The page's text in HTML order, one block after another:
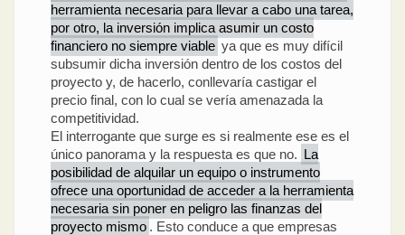
herramienta necesaria para llevar a cabo una tarea,
por otro, la inversión implica asumir un costo
financiero no siempre viable ya que es muy difícil
subsumir dicha inversión dentro de los costos del
proyecto y, de hacerlo, conllevaría castigar el
precio final, con lo cual se vería amenazada la
competitividad.
El interrogante que surge es si realmente ese es el
único panorama y la respuesta es que no. La
posibilidad de alquilar un equipo o instrumento
ofrece una oportunidad de acceder a la herramienta
necesaria sin poner en peligro las finanzas del
proyecto mismo . Esto conduce a que empresas